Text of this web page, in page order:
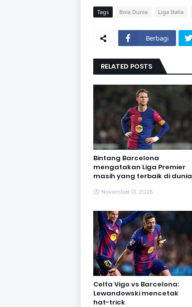
Tags Bola Dunia Liga Italia
Berbagi
RELATED POSTS
Bintang Barcelona
mengatakan Liga Premier
masih yang terbaik di dunia
November 13, 2025
Celta Vigo vs Barcelona:
Lewandowski mencetak
hat-trick